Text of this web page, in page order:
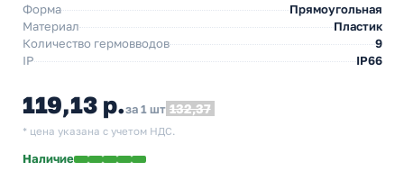
Форма
Прямоугольная
Материал
Пластик
Количество гермовводов
9
IP
IP66
119,13 р.за 1 шт 132,37
* цена указана с учетом НДС.
Наличие